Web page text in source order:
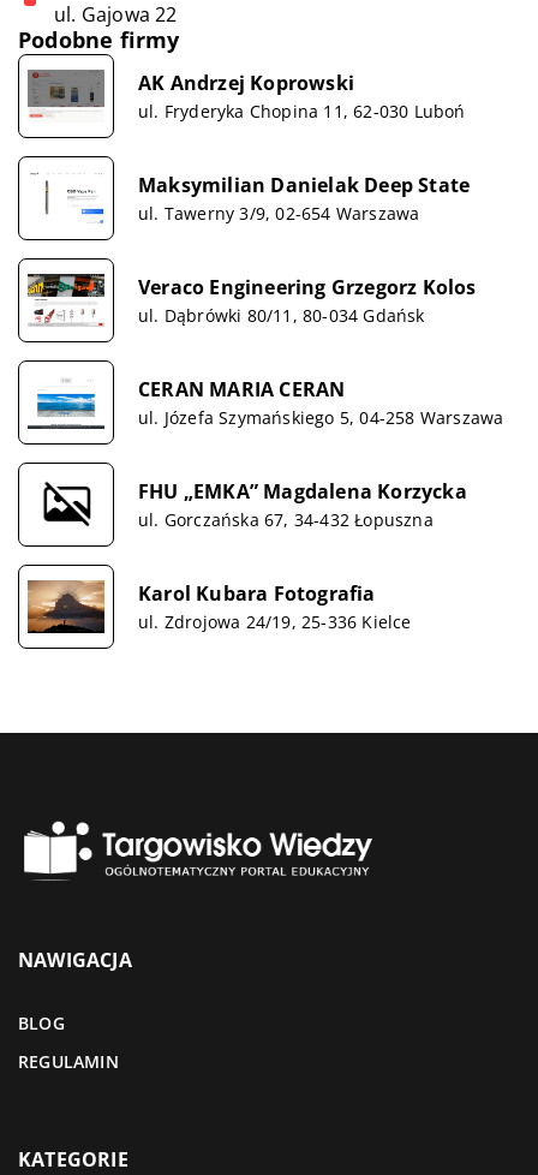
ul. Gajowa 22
Podobne firmy
AK Andrzej Koprowski
ul. Fryderyka Chopina 11, 62-030 Luboń
Maksymilian Danielak Deep State
ul. Tawerny 3/9, 02-654 Warszawa
Veraco Engineering Grzegorz Kolos
ul. Dąbrówki 80/11, 80-034 Gdańsk
CERAN MARIA CERAN
ul. Józefa Szymańskiego 5, 04-258 Warszawa
FHU „EMKA” Magdalena Korzycka
ul. Gorczańska 67, 34-432 Łopuszna
Karol Kubara Fotografia
ul. Zdrojowa 24/19, 25-336 Kielce
NAWIGACJA
BLOG
REGULAMIN
KATEGORIE